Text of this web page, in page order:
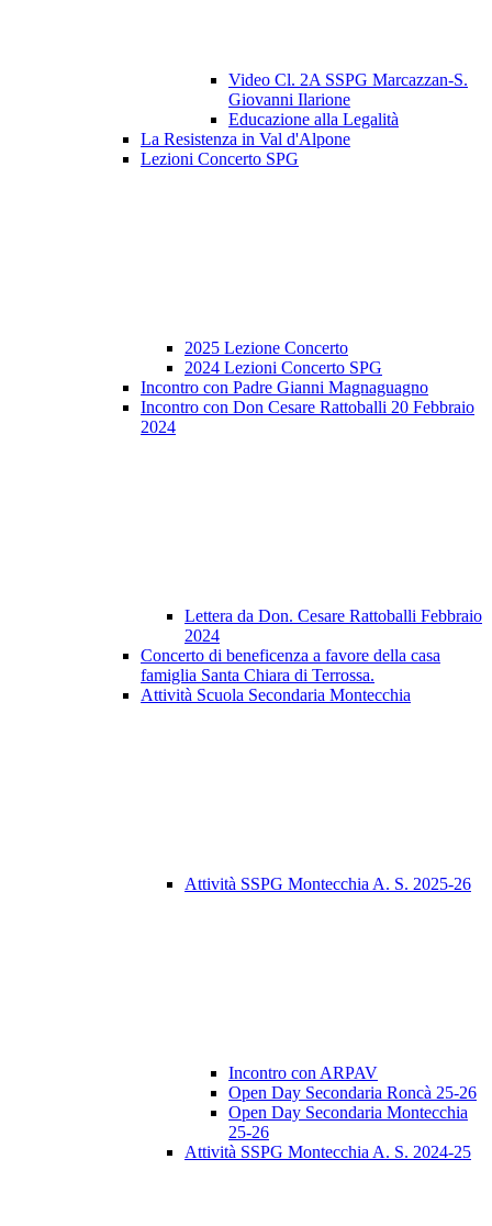
Video Cl. 2A SSPG Marcazzan-S.
Giovanni Ilarione
Educazione alla Legalità
La Resistenza in Val d'Alpone
Lezioni Concerto SPG
2025 Lezione Concerto
2024 Lezioni Concerto SPG
Incontro con Padre Gianni Magnaguagno
Incontro con Don Cesare Rattoballi 20 Febbraio
2024
Lettera da Don. Cesare Rattoballi Febbraio
2024
Concerto di beneficenza a favore della casa
famiglia Santa Chiara di Terrossa.
Attività Scuola Secondaria Montecchia
Attività SSPG Montecchia A. S. 2025-26
Incontro con ARPAV
Open Day Secondaria Roncà 25-26
Open Day Secondaria Montecchia
25-26
Attività SSPG Montecchia A. S. 2024-25